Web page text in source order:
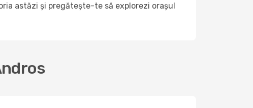
astăzi și pregătește-te să explorezi orașul